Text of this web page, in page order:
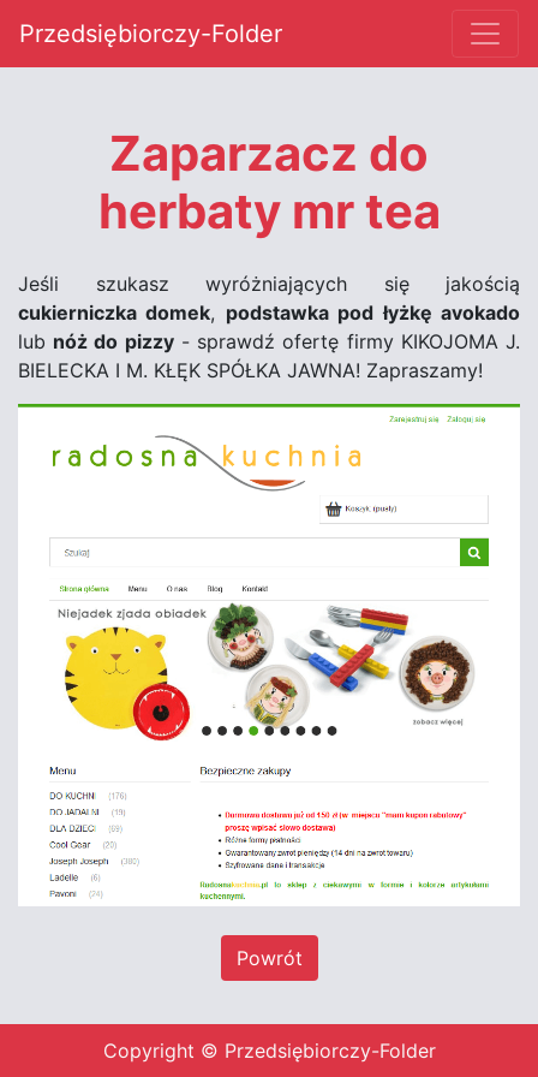
Przedsiębiorczy-Folder
Zaparzacz do
herbaty mr tea
Jeśli szukasz wyróżniających się jakością
cukierniczka domek, podstawka pod łyżkę avokado
lub nóż do pizzy- sprawdź ofertę firmy KIKOJOMA J.
BIELECKA I M. KŁĘK SPÓŁKA JAWNA! Zapraszamy!
Powrót
Copyright © Przedsiębiorczy-Folder